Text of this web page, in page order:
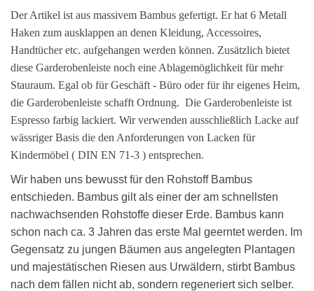
Der Artikel ist aus massivem Bambus gefertigt. Er hat 6 Metall
Haken zum ausklappen an denen Kleidung, Accessoires,
Handtücher etc. aufgehangen werden können. Zusätzlich bietet
diese Garderobenleiste noch eine Ablagemöglichkeit für mehr
Stauraum. Egal ob für Geschäft - Büro oder für ihr eigenes Heim,
die Garderobenleiste schafft Ordnung. Die Garderobenleiste ist
Espresso farbig lackiert. Wir verwenden ausschließlich Lacke auf
wässriger Basis die den Anforderungen von Lacken für
Kindermöbel ( DIN EN 71-3 ) entsprechen.
Wir haben uns bewusst für den Rohstoff Bambus
entschieden. Bambus gilt als einer der am schnellsten
nachwachsenden Rohstoffe dieser Erde. Bambus kann
schon nach ca. 3 Jahren das erste Mal geerntet werden. Im
Gegensatz zu jungen Bäumen aus angelegten Plantagen
und majestätischen Riesen aus Urwäldern, stirbt Bambus
nach dem fällen nicht ab, sondern regeneriert sich selber.